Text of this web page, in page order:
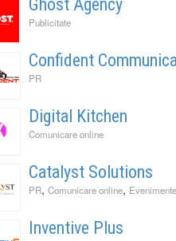
Ghost Agency
Publicitate
Confident
PR
Digital Kitchen
Comunicare online
Catalyst Solutions
PR, Comunicare online,
Inventive Plus